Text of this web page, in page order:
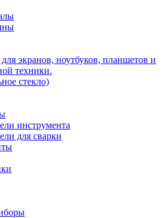
экранов, ноутбуков, планшетов и
техники.
стекло)
инструмента
для сварки